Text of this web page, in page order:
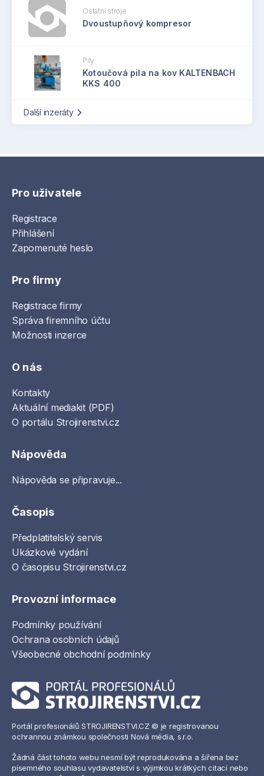
Ostatní stroje
Dvoustupňový kompresor
Pily
Kotoučová pila na kov KALTENBACH
KKS 400
Další inzeráty
Pro uživatele
Registrace
Přihlášení
Zapomenuté heslo
Pro firmy
Registrace firmy
Správa firemního účtu
Možnosti inzerce
O nás
Kontakty
Aktuální mediakit (PDF)
O portálu Strojirenstvi.cz
Nápověda
Nápověda se připravuje...
Časopis
Předplatitelský servis
Ukázkové vydání
O časopisu Strojirenstvi.cz
Provozní informace
Podmínky používání
Ochrana osobních údajů
Všeobecné obchodní podmínky
Portál profesionálů STROJIRENSTVI.CZ © je registrovanou
ochrannou známkou společnosti Nová média, s.r.o.
Žádná část tohoto webu nesmí být reprodukována a šířena bez
písemného souhlasu vydavatelství s výjimkou krátkých citací nebo